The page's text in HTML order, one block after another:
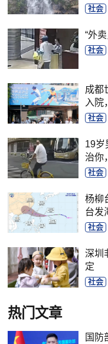
社会
“外
社会
成都
入院
社会
19岁
治你
社会
杨柳
台发
社会
深圳
定
社会
热门文章
国防